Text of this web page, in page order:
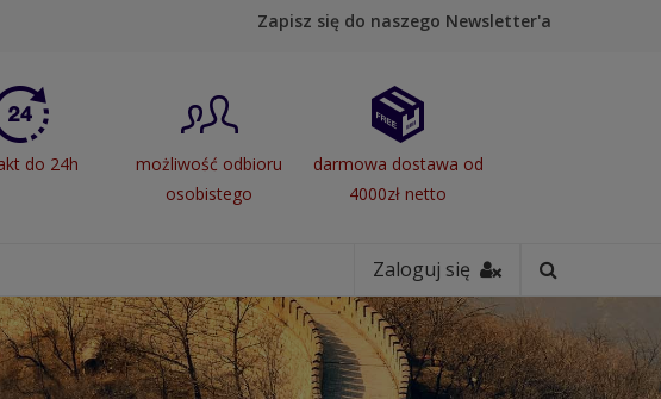
Zapisz się do naszego Newsletter'a
do 24h
możliwość odbioru
osobistego
darmowa dostawa od
4000zł netto
Zaloguj się